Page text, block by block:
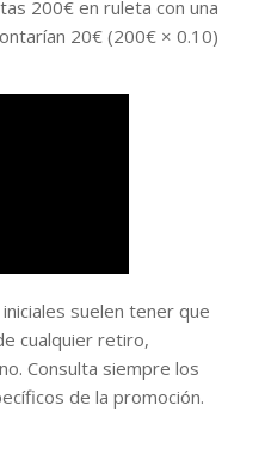
200€ en ruleta con una
20€ (200€ × 0.10)
suelen tener que
cualquier retiro,
Consulta siempre los
de la promoción.